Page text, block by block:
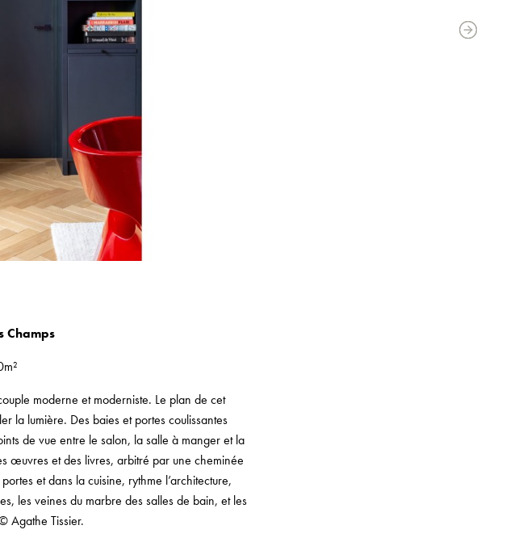
Champs
moderne et moderniste. Le plan de cet
la lumière. Des baies et portes coulissantes
de vue entre le salon, la salle à manger et la
œuvres et des livres, arbitré par une cheminée
et dans la cuisine, rythme l’architecture,
les veines du marbre des salles de bain, et les
Agathe Tissier.